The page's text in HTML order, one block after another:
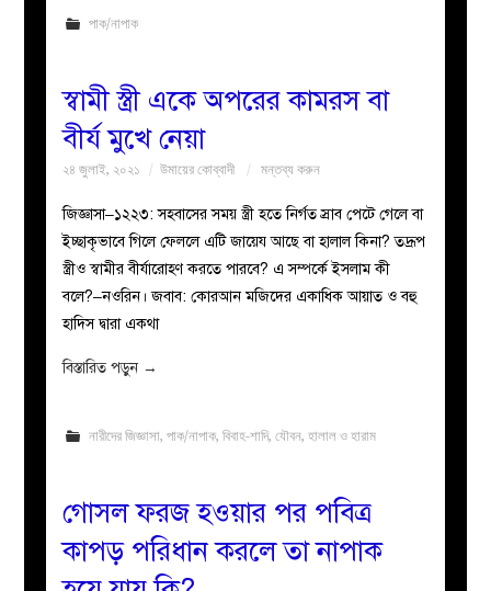
পাক/নাপাক
স্বামী স্ত্রী একে অপরের কামরস বা
বীর্য মুখে নেয়া
২৪ জুলাই, ২০২১ উমায়ের কোব্বাদী মন্তব্য করুন
জিজ্ঞাসা–১২২৩: সহবাসের সময় স্ত্রী হতে নির্গত স্রাব পেটে গেলে বা
ইচ্ছাকৃভাবে গিলে ফেললে এটি জায়েয আছে বা হালাল কিনা? তদ্রূপ
স্ত্রীও স্বামীর বীর্যারোহণ করতে পারবে? এ সম্পর্কে ইসলাম কী
বলে?–নওরিন। জবাব: কোরআন মজিদের একাধিক আয়াত ও বহু
হাদিস দ্বারা একথা
বিস্তারিত পড়ুন →
নারীদের জিজ্ঞাসা, পাক/নাপাক, বিবাহ-শাদি, যৌবন, হালাল ও হারাম
গোসল ফরজ হওয়ার পর পবিত্র
কাপড় পরিধান করলে তা নাপাক